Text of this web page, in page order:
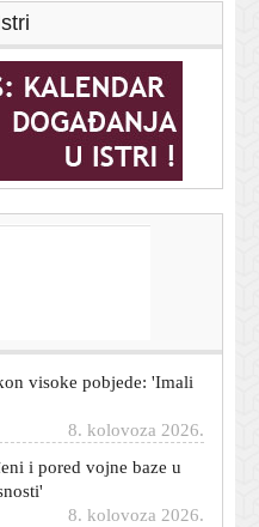
pogledajte pogodak
visoke pobjede: 'Imali
i pored vojne baze u